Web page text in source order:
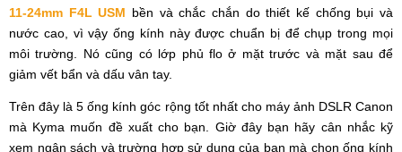
11-24mm F4L USM bền và chắc chắn do thiết kế chống bụi và
nước cao, vì vậy ống kính này được chuẩn bị để chụp trong mọi
môi trường. Nó cũng có lớp phủ flo ở mặt trước và mặt sau để
giảm vết bẩn và dấu vân tay.
Trên đây là 5 ống kính góc rộng tốt nhất cho máy ảnh DSLR Canon
mà Kyma muốn đề xuất cho bạn. Giờ đây bạn hãy cân nhắc kỹ
xem ngân sách và trường hợp sử dụng của bạn mà chọn ống kính